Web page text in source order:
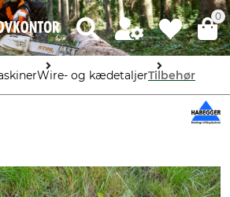
0
Wire- og kædetaljerTilbehør